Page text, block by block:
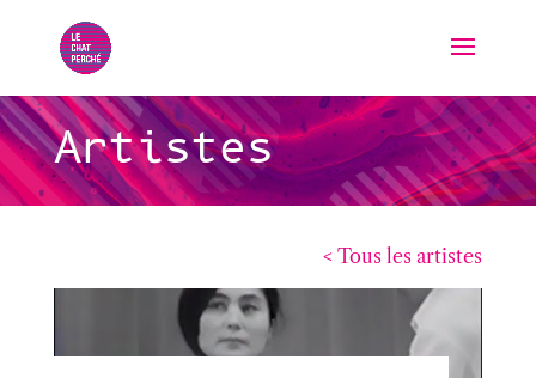
Artistes
< Tous les artistes